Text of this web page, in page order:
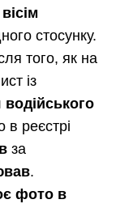
вісім
стосунку.
того, як на
із
в реєстрі
за
.
фото в